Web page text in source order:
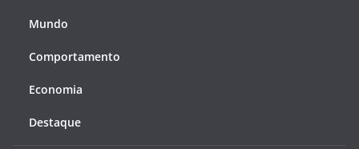
Mundo
Comportamento
Economia
Destaque